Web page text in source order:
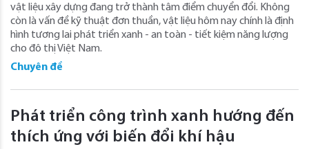
vật liệu xây dựng đang trở thành tâm điểm chuyển đổi. Không
còn là vấn đề kỹ thuật đơn thuần, vật liệu hôm nay chính là định
hình tương lai phát triển xanh - an toàn - tiết kiệm năng lượng
cho đô thị Việt Nam.
Chuyên đề
Phát triển công trình xanh hướng đến
thích ứng với biến đổi khí hậu